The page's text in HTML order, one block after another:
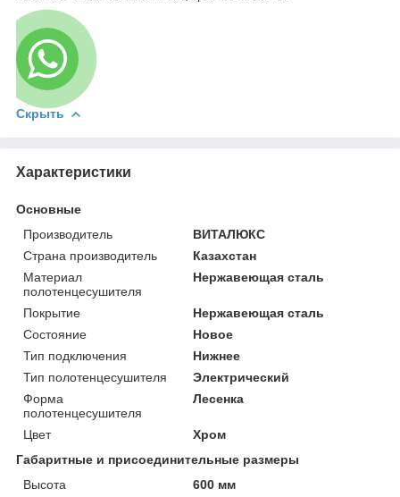
Скрыть
Характеристики
Основные
Производитель
ВИТАЛЮКС
Страна производитель
Казахстан
Материал
полотенцесушителя
Нержавеющая сталь
Покрытие
Нержавеющая сталь
Состояние
Новое
Тип подключения
Нижнее
Тип полотенцесушителя
Электрический
Форма
полотенцесушителя
Лесенка
Цвет
Хром
Габаритные и присоединительные размеры
Высота
600 мм